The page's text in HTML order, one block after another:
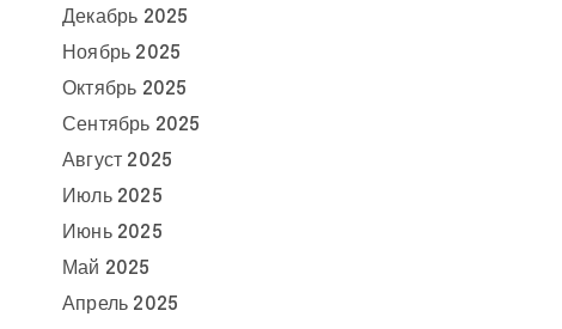
Декабрь 2025
Ноябрь 2025
Октябрь 2025
Сентябрь 2025
Август 2025
Июль 2025
Июнь 2025
Май 2025
Апрель 2025